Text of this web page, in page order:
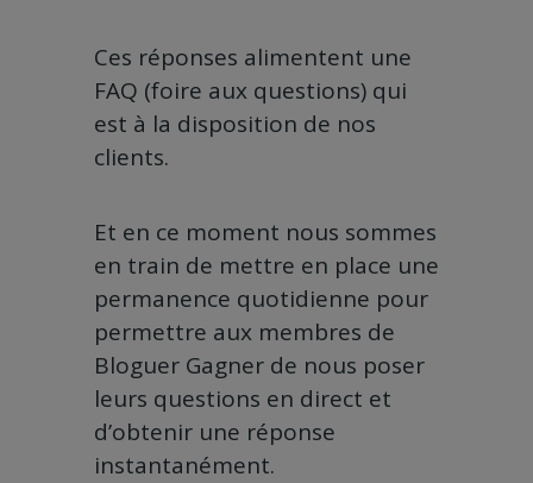
Ces réponses alimentent une
FAQ (foire aux questions) qui
est à la disposition de nos
clients.
Et en ce moment nous sommes
en train de mettre en place une
permanence quotidienne pour
permettre aux membres de
Bloguer Gagner de nous poser
leurs questions en direct et
d’obtenir une réponse
instantanément.